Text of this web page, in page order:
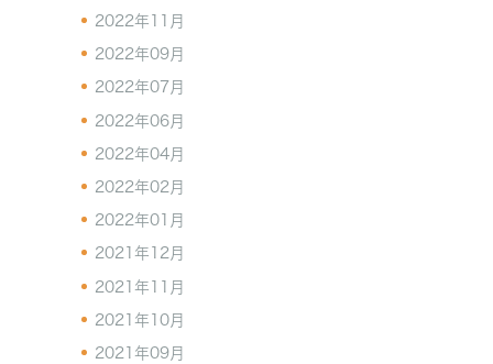
2022年11月
2022年09月
2022年07月
2022年06月
2022年04月
2022年02月
2022年01月
2021年12月
2021年11月
2021年10月
2021年09月